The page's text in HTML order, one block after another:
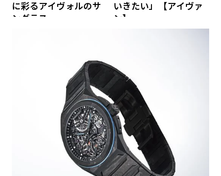
に彩るアイヴォルのサ
ングラス
いきたい」【アイヴァ
ン】